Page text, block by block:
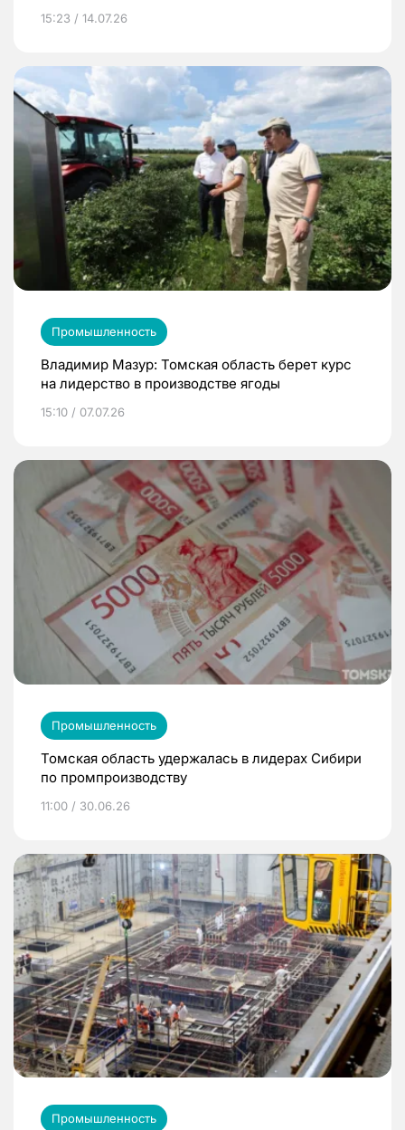
15:23 / 14.07.26
Промышленность
Владимир Мазур: Томская область берет курс
на лидерство в производстве ягоды
15:10 / 07.07.26
Промышленность
Томская область удержалась в лидерах Сибири
по промпроизводству
11:00 / 30.06.26
Промышленность